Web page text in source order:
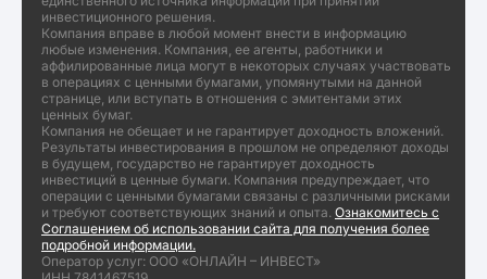
инвестиционного решения.
Компания вправе в любой момент внести в информацию
любые изменения. Компания, ее агенты, работники и
аффилированные лица могут в некоторых случаях участвовать
в операциях с ценными бумагами, упомянутыми на данной
странице, или вступать в отношения с эмитентами этих
ценных бумаг.
Компания не обещает и не гарантирует доходность вложений.
Результаты инвестирования в прошлом не определяют доходы
в будущем, государство не гарантирует доходность
инвестиций в ценные бумаги. Компания предупреждает, что
операции с ценными бумагами связаны с различными рисками
и требуют соответствующих знаний и опыта. Ознакомитесь с
Соглашением об использовании сайта для получения более
подробной информации.
Оператор услуг: ООО «ОНЛАЙН – ИНВЕСТ»